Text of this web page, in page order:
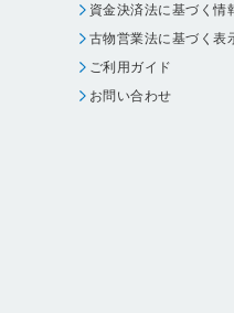
資金決済法に基づく情
古物営業法に基づく表
ご利用ガイド
お問い合わせ